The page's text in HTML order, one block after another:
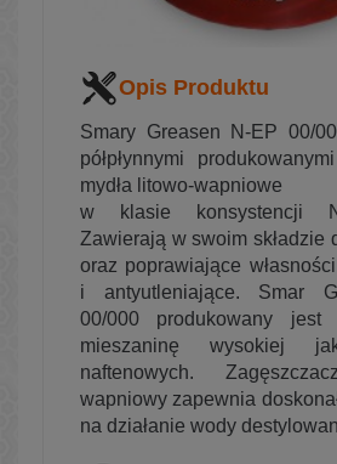
Opis Produktu
Smary Greasen N-EP 00/
półpłynnymi
mydła litowo-wapniowe
w klasie konsystencji
Zawierają w swoim składzie
oraz poprawiające
i antyutleniające.
Smar
00/000 produkowany
mieszaninę wysokiej
naftenowych.
wapniowy zapewnia
na działanie wody